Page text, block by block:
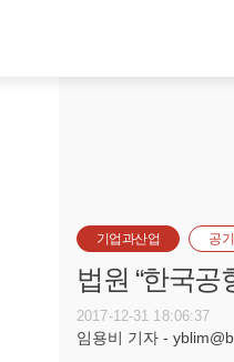
기업과산업 공
법원 “한국
2017-12-31 18:06:37
임용비 기자 -